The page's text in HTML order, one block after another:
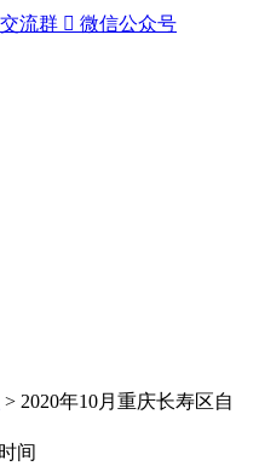
流群  微信公众号
> 2020年10月重庆长寿区自
间